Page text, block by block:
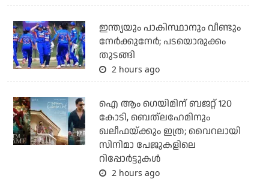
ഇന്ത്യയും പാകിസ്ഥാനും വീണ്ടും
നേര്‍ക്കുനേര്‍; പടയൊരുക്കം
തുടങ്ങി
2 hours ago
ഐ ആം ഗെയിമിന് ബജറ്റ് 120
കോടി, ബെത്‌ലഹേമിനും
ഖലീഫയ്ക്കും ഇത്ര; വൈറലായി
സിനിമാ പേജുകളിലെ
റിപ്പോര്‍ട്ടുകള്‍
2 hours ago